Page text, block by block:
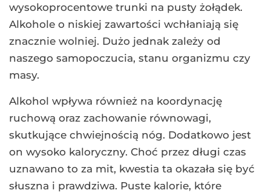
wysokoprocentowe trunki na pusty żołądek.
Alkohole o niskiej zawartości wchłaniają się
znacznie wolniej. Dużo jednak zależy od
naszego samopoczucia, stanu organizmu czy
masy.
Alkohol wpływa również na koordynację
ruchową oraz zachowanie równowagi,
skutkujące chwiejnością nóg. Dodatkowo jest
on wysoko kaloryczny. Choć przez długi czas
uznawano to za mit, kwestia ta okazała się być
słuszna i prawdziwa. Puste kalorie, które